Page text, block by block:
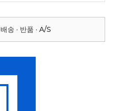
배송 · 반품 · A/S